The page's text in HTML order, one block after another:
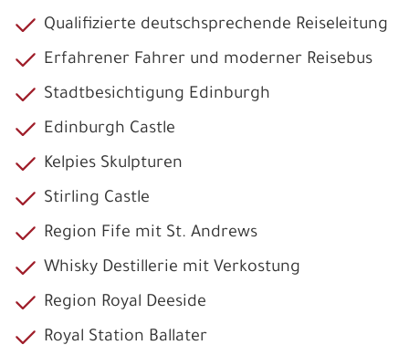
Qualifizierte deutschsprechende Reiseleitung
Erfahrener Fahrer und moderner Reisebus
Stadtbesichtigung Edinburgh
Edinburgh Castle
Kelpies Skulpturen
Stirling Castle
Region Fife mit St. Andrews
Whisky Destillerie mit Verkostung
Region Royal Deeside
Royal Station Ballater